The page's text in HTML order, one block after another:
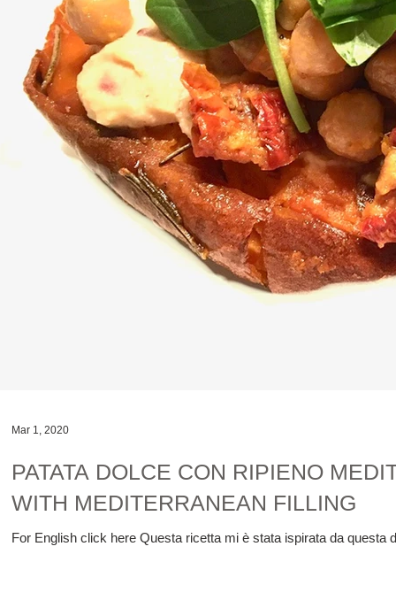
PATATA DOLCE CON RIPIENO
WITH MEDITERRANEAN FILLING
For English click here Questa ricetta mi è stata ispirata da
Mar 1, 2020